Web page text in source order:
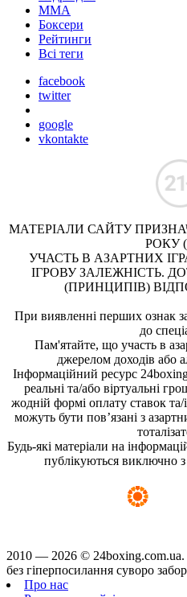
ММА
Боксери
Рейтинги
Всі теги
facebook
twitter
google
vkontakte
МАТЕРІАЛИ САЙТУ
РОКУ
УЧАСТЬ В АЗАРТНИХ
ІГРОВУ ЗАЛЕЖНІСТЬ.
(ПРИНЦИПІВ)
При виявленні перших ознак
до
Пам'ятайте, що участь в
джерелом доходів або
Інформаційний ресурс
реальні та/або віртуальні
жодній формі оплату ставок та/
можуть бути пов’язані з
Будь-які матеріали на
публікуються виключно
2010 — 2026 © 24boxing.com.ua.
без гіперпосилання суворо
Про нас